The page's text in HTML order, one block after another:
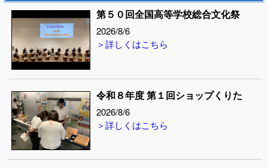
第５０回全国高等学校総合文化祭
2026/8/6
＞詳しくはこちら
令和８年度 第１回ショップくりた
2026/8/6
＞詳しくはこちら